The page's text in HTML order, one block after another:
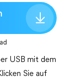
USB mit dem
Sie auf